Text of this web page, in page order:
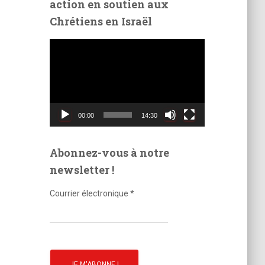
é
o
action en soutien aux
Chrétiens en Israël
é
o
00:00 14:30
Abonnez-vous à notre
newsletter !
Courrier électronique *